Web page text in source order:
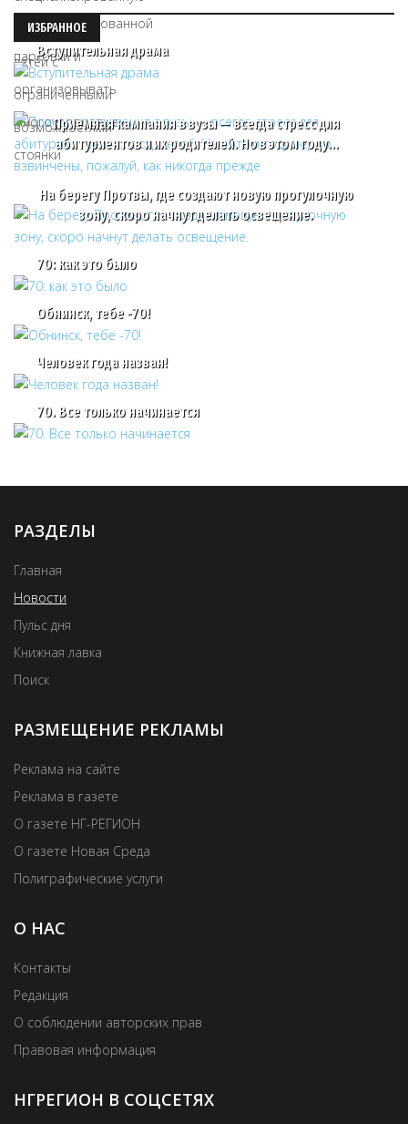
ИЗБРАННОЕ
Вступительная драма
Приемная кампания в вузы — всегда стресс для
абитуриентов и их родителей. Но в этом году…
На берегу Протвы, где создают новую прогулочную
зону, скоро начнут делать освещение.
70: как это было
Обнинск, тебе -70!
Человек года назван!
70. Все только начинается
РАЗДЕЛЫ
Главная
Новости
Пульс дня
Книжная лавка
Поиск
РАЗМЕЩЕНИЕ РЕКЛАМЫ
Реклама на сайте
Реклама в газете
О газете НГ-РЕГИОН
О газете Новая Среда
Полиграфические услуги
О НАС
Контакты
Редакция
О соблюдении авторских прав
Правовая информация
НГРЕГИОН В СОЦСЕТЯХ